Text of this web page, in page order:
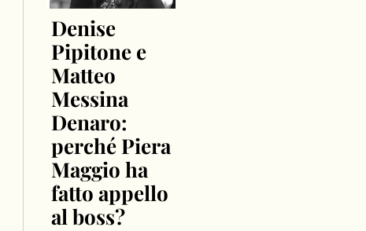
Denise
Pipitone e
Matteo
Messina
Denaro:
perché Piera
Maggio ha
fatto appello
al boss?